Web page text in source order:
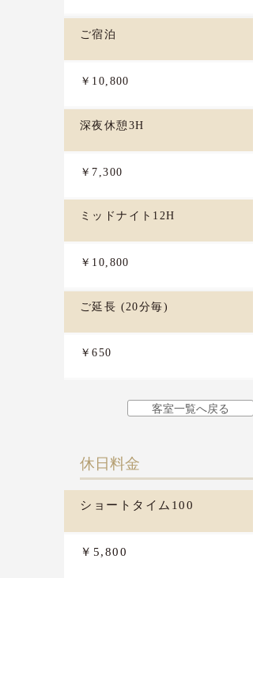
ご宿泊
￥10,800
深夜休憩3H
￥7,300
ミッドナイト12H
￥10,800
ご延長 (20分毎)
￥650
客室一覧へ戻る
​休日料金
ショートタイム100
￥5,800